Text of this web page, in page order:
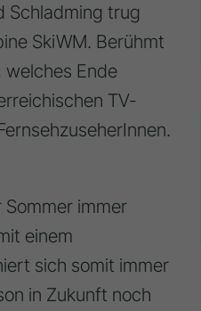
trug
SkiWM. Berühmt
Ende
TV-
immer
einem
sich somit immer
in Zukunft noch